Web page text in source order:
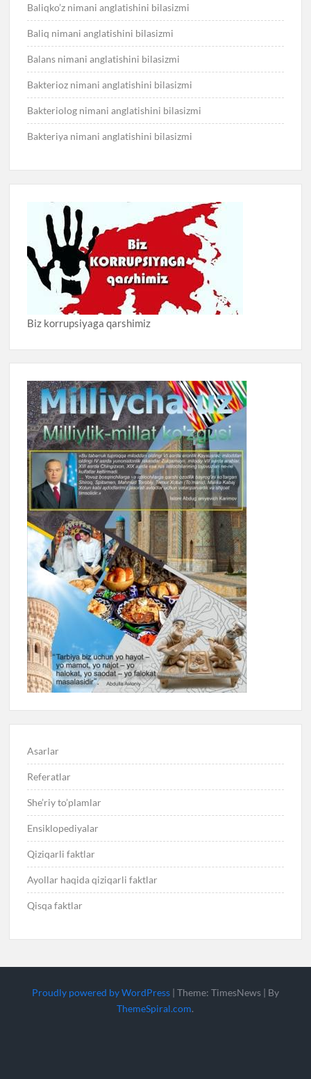
Baliqko’z nimani anglatishini bilasizmi
Baliq nimani anglatishini bilasizmi
Balans nimani anglatishini bilasizmi
Bakterioz nimani anglatishini bilasizmi
Bakteriolog nimani anglatishini bilasizmi
Bakteriya nimani anglatishini bilasizmi
Biz korrupsiyaga qarshimiz
Asarlar
Referatlar
She’riy to’plamlar
Ensiklopediyalar
Qiziqarli faktlar
Ayollar haqida qiziqarli faktlar
Qisqa faktlar
Proudly powered by WordPress | Theme: TimesNews | By
ThemeSpiral.com.